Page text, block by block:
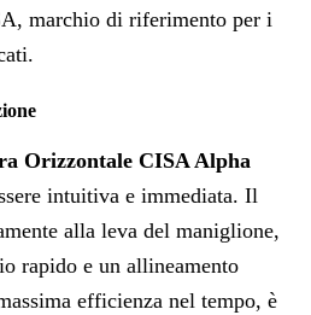
marchio di riferimento per i
Orizzontale CISA Alpha
intuitiva e immediata. Il
alla leva del maniglione,
rapido e un allineamento
efficienza nel tempo, è